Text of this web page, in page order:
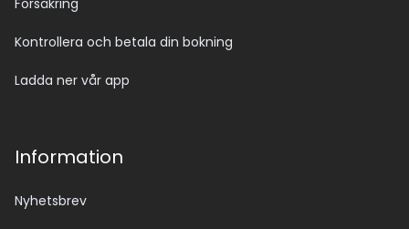
Försäkring
Kontrollera och betala din bokning
Ladda ner vår app
Information
Nyhetsbrev